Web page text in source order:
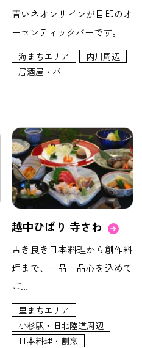
青いネオンサインが目印のオ
ーセンティックバーです。
海まちエリア
内川周辺
居酒屋・バー
越中ひばり 寺さわ
古き良き日本料理から創作料
理まで、一品一品心を込めて
ご…
里まちエリア
小杉駅・旧北陸道周辺
日本料理・割烹